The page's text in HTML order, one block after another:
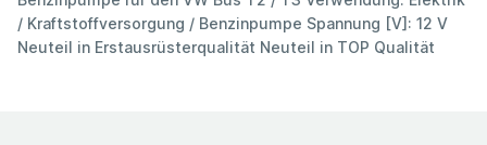
/ Kraftstoffversorgung / Benzinpumpe Spannung [V]: 12 V
Neuteil in Erstausrüsterqualität Neuteil in TOP Qualität